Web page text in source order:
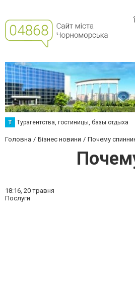
Т Турагентства, гостиницы, базы отдыха
Головна Бізнес новини Почему
18:16, 20 травня
Послуги